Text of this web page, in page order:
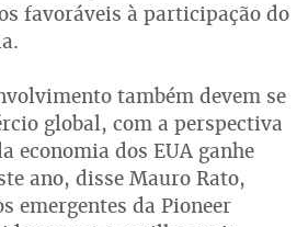
favoráveis à participação do
também devem se
global, com a perspectiva
economia dos EUA ganhe
ano, disse Mauro Rato,
emergentes da Pioneer